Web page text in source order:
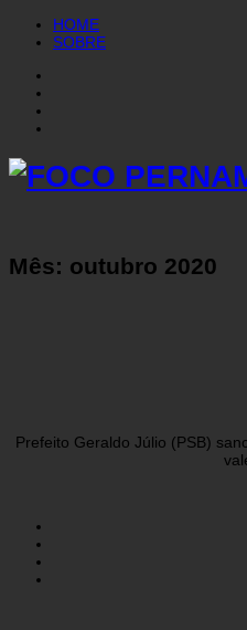
HOME
SOBRE
Mês: outubro 2020
Prefeito Geraldo Júlio (PSB)